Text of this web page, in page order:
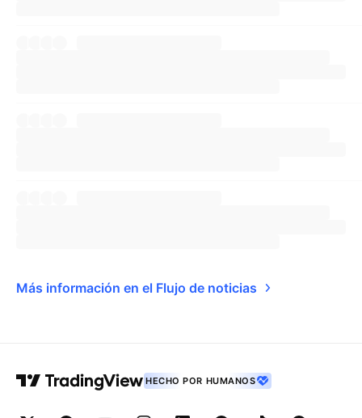
Más información en el Flujo de noticias
HECHO POR HUMANOS